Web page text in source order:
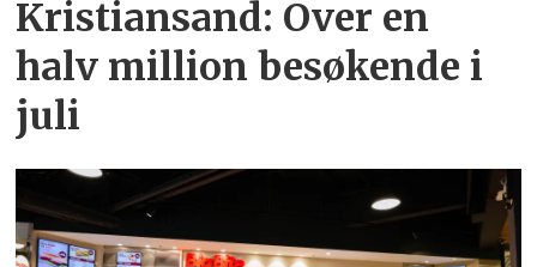
Kristiansand: Over en
halv million besøkende i
juli